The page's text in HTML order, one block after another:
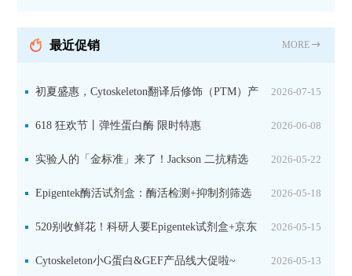
最近促销 MORE
2026-07-15
初夏盛惠，Cytoskeleton翻译后修饰（PTM）产
品线放价啦！ 2026-06-08
618 狂欢节丨弹性蛋白酶 限时特惠
2026-05-22
实验人的「金标准」来了！Jackson 二抗精选
限时一口价，手慢无！ 2026-05-18
Epigentek酶活试剂盒：酶活检测+抑制剂筛选
双赋能，下单即赠京东卡 2026-05-15
520别收鲜花！科研人要Epigentek试剂盒+京东
卡！ 2026-05-13
Cytoskeleton小G蛋白&GEF产品线大促啦~